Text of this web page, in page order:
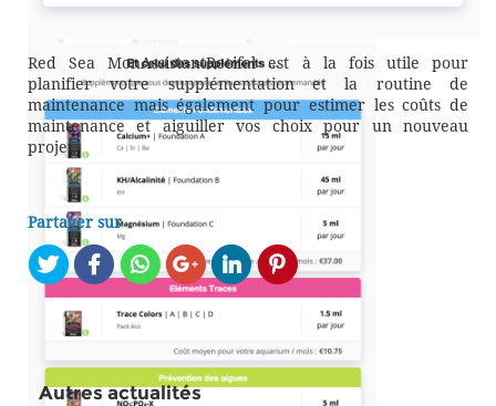
Red Sea MonAssistantRecifal est à la fois utile pour
planifier votre supplémentation et la routine de
maintenance mais également pour estimer les coûts de
maintenance et aiguiller vos choix pour un nouveau
projet.
Partager sur
Autres actualités